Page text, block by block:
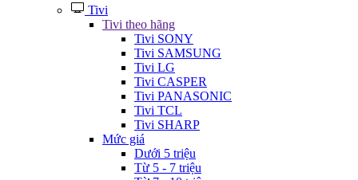
Tivi
Tivi theo hãng
Tivi SONY
Tivi SAMSUNG
Tivi LG
Tivi CASPER
Tivi PANASONIC
Tivi TCL
Tivi SHARP
Mức giá
Dưới 5 triệu
Từ 5 - 7 triệu